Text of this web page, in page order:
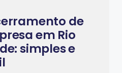
de
em Rio
simples e